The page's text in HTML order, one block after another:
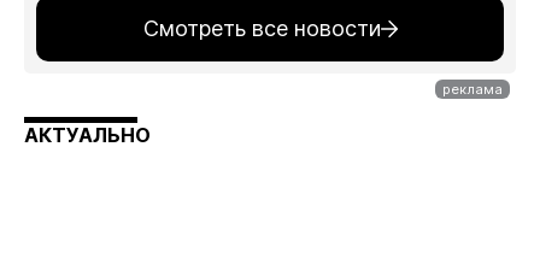
Смотреть все новости
АКТУАЛЬНО